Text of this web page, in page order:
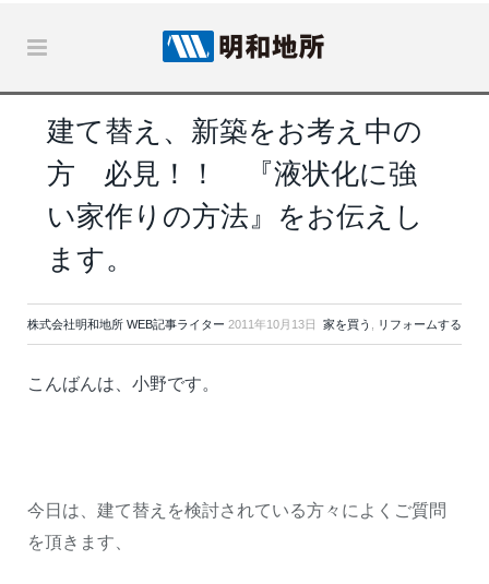
建て替え、新築をお考え中の
方 必見！！ 『液状化に強
い家作りの方法』をお伝えし
ます。
株式会社明和地所 WEB記事ライター 2011年10月13日 家を買う リフォームする
こんばんは、小野です。
今日は、建て替えを検討されている方々によくご質問
を頂きます、